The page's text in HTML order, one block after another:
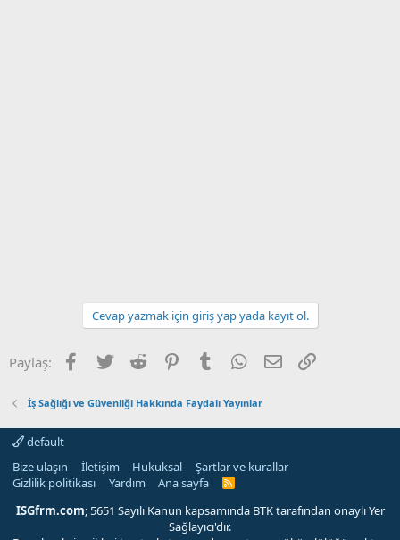
Cevap yazmak için giriş yap yada kayıt ol.
Paylaş: Facebook
Twitter Reddit PinterestTumblr WhatsApp
E-posta
İş Sağlığı ve Güvenliği Hakkında Faydalı Yayınlar
default
Bize ulaşın
İletişim Hukuksal
Şartlar ve kurallar
Gizlilik politikası
Yardım Ana sayfa
R
S
ISGfrm.com; 5651 Sayılı Kanun kapsamında BTK tarafından onaylı Yer
Sağlayıcı'dır.